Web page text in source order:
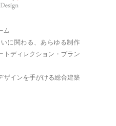
ム
に関わる、あらゆる制作
トディレクション・ブラン
ザインを手がける総合建築